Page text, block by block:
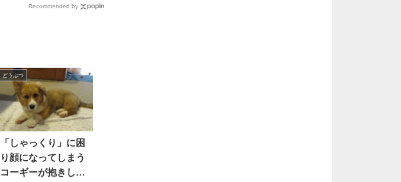
Recommended by
どうぶつ
「しゃっくり」に困
り顔になってしまう
コーギーが抱きしめ